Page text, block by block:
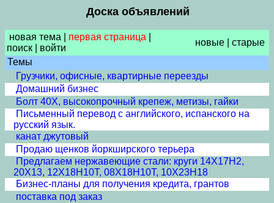
Доска объявлений
новая тема первая страница
поиск
войти
новые
старые
Темы
Грузчики, офисные, квартирные переезды
Домашний бизнес
Болт 40Х, высокопрочный крепеж, метизы, гайки
Письменный перевод с английского, испанского на
русский язык.
канат джутовый
Продаю щенков йоркширского терьера
Предлагаем нержавеющие стали: круги 14Х17Н2,
20Х13, 12Х18Н10Т, 08Х18Н10Т, 10Х23Н18
Бизнес-планы для получения кредита, грантов
поставка под заказ